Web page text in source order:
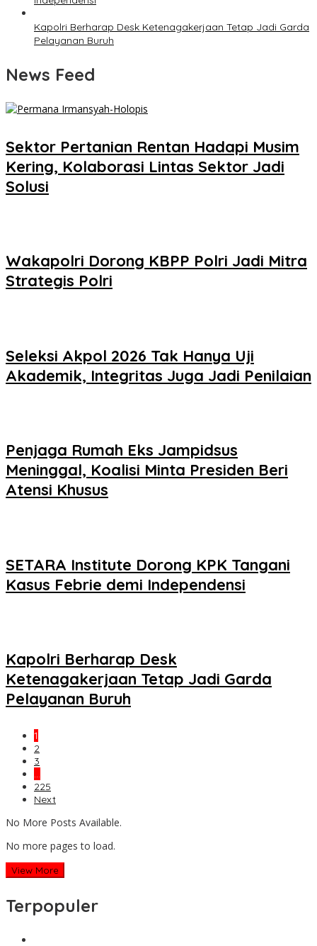
Kapolri Berharap Desk Ketenagakerjaan Tetap Jadi Garda
Pelayanan Buruh
News Feed
Sektor Pertanian Rentan Hadapi Musim
Kering, Kolaborasi Lintas Sektor Jadi
Solusi
Wakapolri Dorong KBPP Polri Jadi Mitra
Strategis Polri
Seleksi Akpol 2026 Tak Hanya Uji
Akademik, Integritas Juga Jadi Penilaian
Penjaga Rumah Eks Jampidsus
Meninggal, Koalisi Minta Presiden Beri
Atensi Khusus
SETARA Institute Dorong KPK Tangani
Kasus Febrie demi Independensi
Kapolri Berharap Desk
Ketenagakerjaan Tetap Jadi Garda
Pelayanan Buruh
1
2
3
…
225
Next
No More Posts Available.
No more pages to load.
View More
Terpopuler